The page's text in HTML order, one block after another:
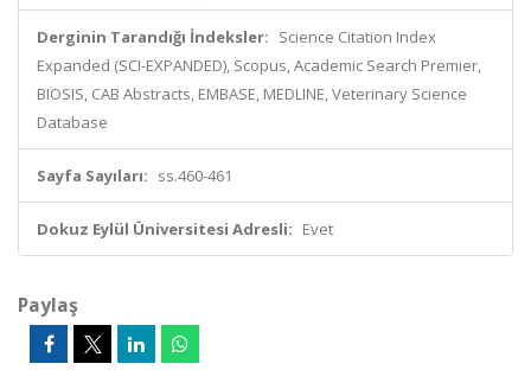
Derginin Tarandığı İndeksler: Science Citation Index
Expanded (SCI-EXPANDED), Scopus, Academic Search Premier,
BIOSIS, CAB Abstracts, EMBASE, MEDLINE, Veterinary Science
Database
Sayfa Sayıları: ss.460-461
Dokuz Eylül Üniversitesi Adresli: Evet
Paylaş